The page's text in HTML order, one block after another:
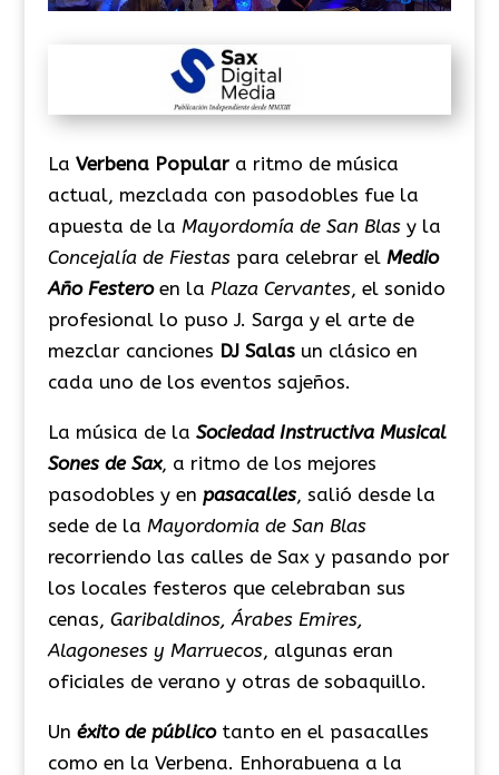
La Verbena Populara ritmo de música
actual, mezclada con pasodobles fue la
apuesta de la Mayordomía de San Blas y la
Concejalía de Fiestaspara celebrar el Medio
Año Festero en la Plaza Cervantes, el sonido
profesional lo puso J. Sarga y el arte de
mezclar canciones DJ Salasun clásico en
cada uno de los eventos sajeños.
La música de la Sociedad Instructiva Musical
Sones de Sax, a ritmo de los mejores
pasodobles y en pasacalles, salió desde la
sede de la Mayordomia de San Blas
recorriendo las calles de Sax y pasando por
los locales festeros que celebraban sus
cenas, Garibaldinos, Árabes Emires,
Alagoneses y Marruecos, algunas eran
oficiales de verano y otras de sobaquillo.
Un éxito de público tanto en el pasacalles
como en la Verbena. Enhorabuena a la